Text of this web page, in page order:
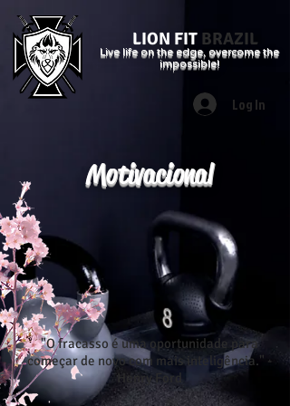
LION FIT BRAZIL
Live life on the edge, overcome the
impossible!
Log In
Motivacional
"O fracasso é uma oportunidade para
começar de novo com mais inteligência." -
Henry Ford